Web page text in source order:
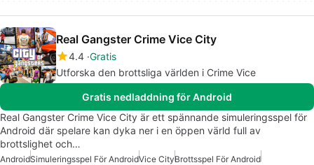
Real Gangster Crime Vice City
4.4 Gratis
Utforska den brottsliga världen i Crime Vice
Gratis nedladdning för Android
Real Gangster Crime Vice City är ett spännande simuleringsspel för
Android där spelare kan dyka ner i en öppen värld full av
brottslighet och…
AndroidSimuleringsspel För AndroidVice CityBrottsspel För Android